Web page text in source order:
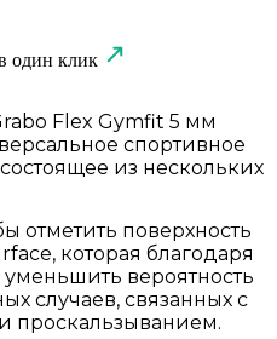
один клик
Flex Gymfit 5 мм
спортивное
из нескольких
отметить поверхность
которая благодаря
уменьшить вероятность
случаев, связанных с
проскальзыванием.